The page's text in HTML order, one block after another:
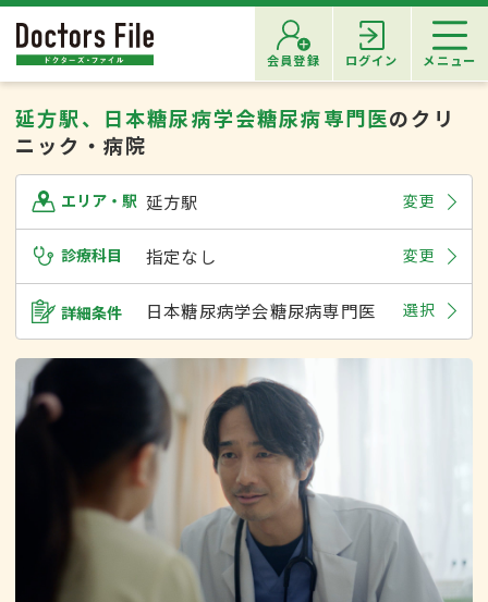
会員登録 ログイン メニュー
延方駅、日本糖尿病学会糖尿病専門医のクリ
ニック・病院
エリア・駅 延方駅 変更
診療科目 指定なし 変更
詳細条件 日本糖尿病学会糖尿病専門医 選択